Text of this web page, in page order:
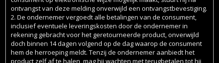
ontvangst van deze melding onverwijld een ontvangstbevestiging.
2. De ondernemer vergoedt alle betalingen van de consument,
inclusief eventuele leveringskosten door de ondernemer in
rekening gebracht voor het geretourneerde product, onverwijld
doch binnen 14 dagen volgend op de dag waarop de consument
hem de herroeping meldt. Tenzij de ondernemer aanbiedt het
product zelf af te halen, mag hij wachten met terugbetalen tot hij